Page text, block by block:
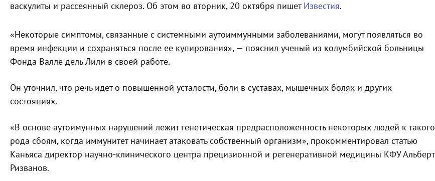
васкулиты и рассеянный склероз. Об этом во вторник, 20 октября пишетИзвестия.
«Некоторые симптомы, связанные с системными аутоиммунными заболеваниями, могут появляться во
время инфекции и сохраняться после ее купирования», — пояснил ученый из колумбийской больницы
Фонда Валле дель Лили в своей работе.
Он уточнил, что речь идет о повышенной усталости, боли в суставах, мышечных болях и других
состояниях.
«В основе аутоимунных нарушений лежит генетическая предрасположенность некоторых людей к такого
рода сбоям, когда иммунитет начинает атаковать собственный организм», прокомментировал статью
Каньяса директор научно-клинического центра прецизионной и регенеративной медицины КФУ Альберт
Ризванов.